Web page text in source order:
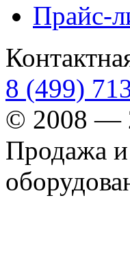
Прайс-
8 (499)
© 2008 —
Продажа и